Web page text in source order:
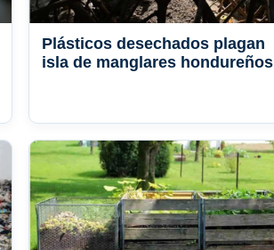
Plásticos desechados plagan
isla de manglares hondureños